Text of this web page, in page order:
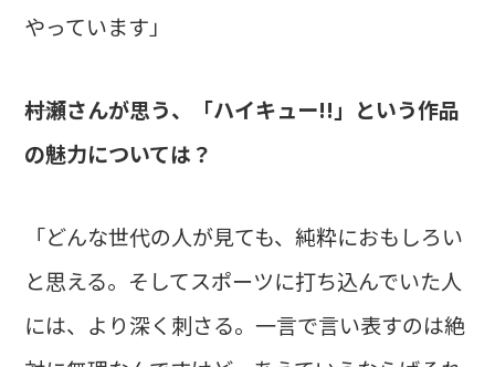
やっています」
――村瀬さんが思う、「ハイキュー!!」という作品
の魅力については？
「どんな世代の人が見ても、純粋におもしろい
と思える。そしてスポーツに打ち込んでいた人
には、より深く刺さる。一言で言い表すのは絶